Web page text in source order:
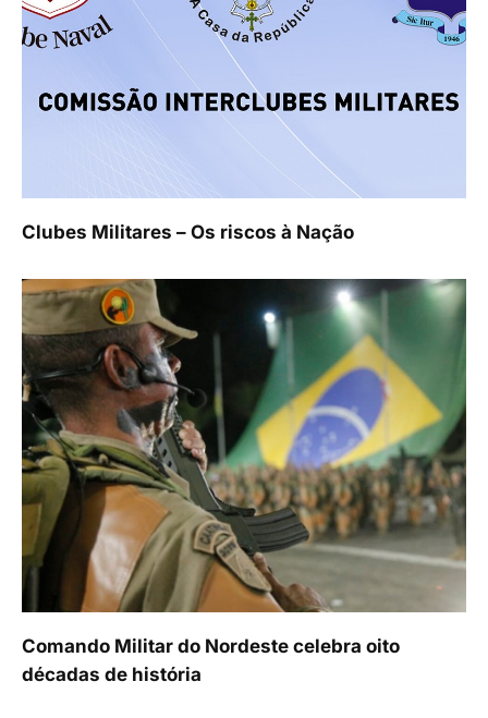
Clubes Militares – Os riscos à Nação
Comando Militar do Nordeste celebra oito
décadas de história